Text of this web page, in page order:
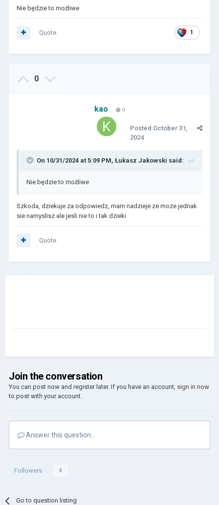
Nie będzie to możliwe
1
Quote
0
kao 0
Posted October 31,
2024
On 10/31/2024 at 5:09 PM, Łukasz Jakowski said:
Nie będzie to możliwe
Szkoda, dziekuje za odpowiedz, mam nadzieje ze moze jednak
sie namyslisz ale jesli nie to i tak dzieki
Quote
Join the conversation
You can post now and register later. If you have an account, sign in now
to post with your account.
Answer this question...
Followers 0
Go to question listing